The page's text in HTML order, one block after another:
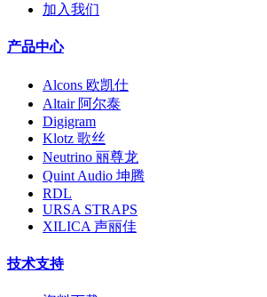
加入我们
产品中心
Alcons 欧凯仕
Altair 阿尔泰
Digigram
Klotz 歌丝
Neutrino 丽尊龙
Quint Audio 坤腾
RDL
URSA STRAPS
XILICA 声丽佳
技术支持